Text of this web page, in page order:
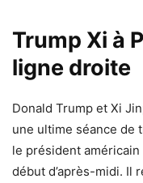
Trump Xi à
ligne droite
Donald Trump et Xi
une ultime séance de
le président
début d’après-midi. Il